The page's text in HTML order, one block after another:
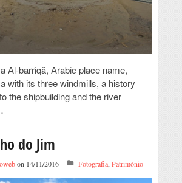
Al-barriqâ, Arabic place name,
with its three windmills, a history
the shipbuilding and the river
do Jim
on 14/11/2016 Fotografia, Património